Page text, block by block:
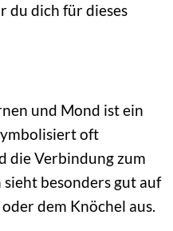
du dich für dieses
und Mond ist ein
oft
die Verbindung zum
sieht besonders gut auf
dem Knöchel aus.